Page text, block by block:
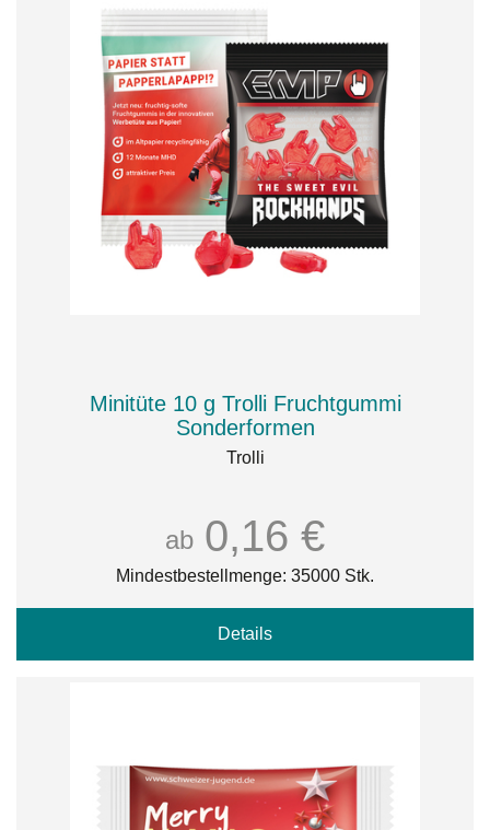
Minitüte 10 g Trolli Fruchtgummi
Sonderformen
Trolli
ab 0,16 €
Mindestbestellmenge: 35000 Stk.
Details